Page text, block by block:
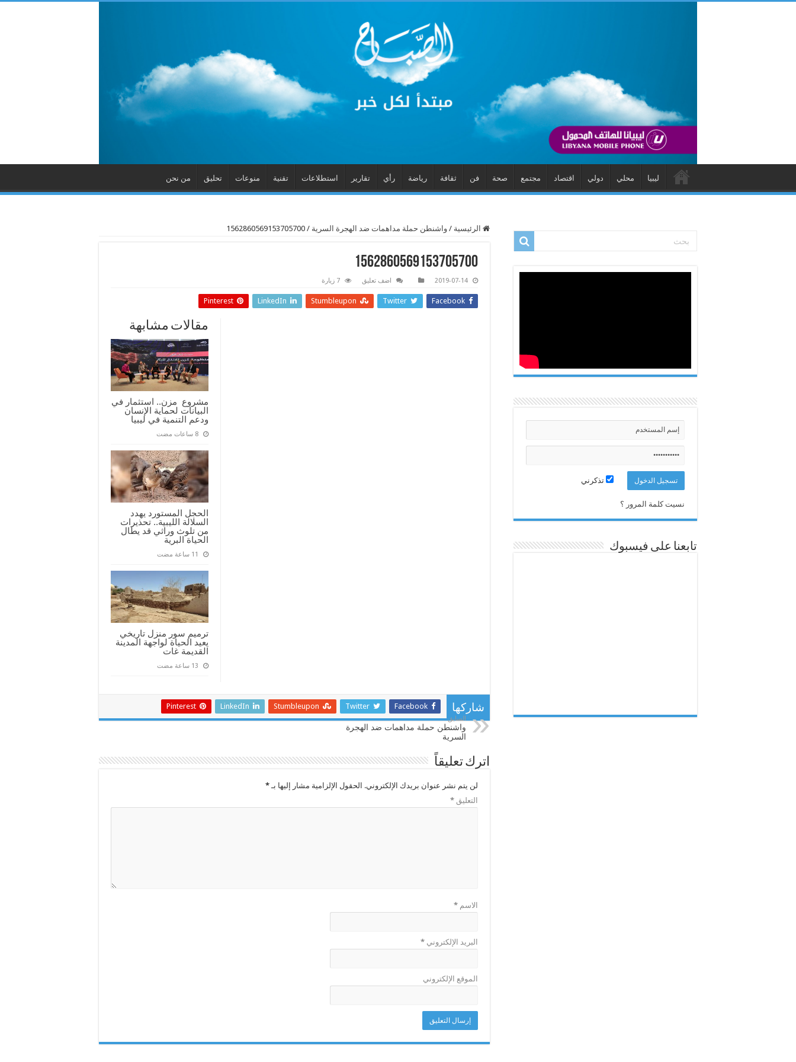
ليبيا محلي دولي اقتصاد مجتمع صحة فن ثقافة رياضة رأي تقارير استطلاعات تقنية منوعات تحليق من نحن
الرئيسية / واشنطن حملة مداهمات ضد الهجرة السرية /
1562860569153705700
1562860569153705700
2019-07-14 اضف تعليق 7 زيارة
Facebook
Twitter
Stumbleupon
LinkedIn
Pinterest
مقالات مشابهة
مشروع مزن.. استثمار في
البيانات لحماية الإنسان
ودعم التنمية في ليبيا
الحجل المستورد يهدد
السلالة الليبية.. تحذيرات
من تلوث وراثي قد يطال
الحياة البرية
ترميم سور منزل تاريخي
يعيد الحياة لواجهة المدينة
القديمة غات
شاركها Facebook
Twitter
Stumbleupon
LinkedIn
Pinterest
السابق
واشنطن حملة مداهمات ضد الهجرة
السرية
اترك تعليقاً
لن يتم نشر عنوان بريدك الإلكتروني. الحقول الإلزامية مشار إليها بـ *
التعليق *
الاسم *
البريد الإلكتروني *
الموقع الإلكتروني
تذكرني
نسيت كلمة المرور ؟
تابعنا على فيسبوك